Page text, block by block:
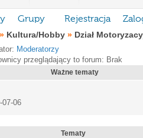
Grupy Rejestracja
» Kultura/Hobby » Dział
Moderatorzy
przeglądający to forum: Brak
Ważne tematy
07-06
Tematy